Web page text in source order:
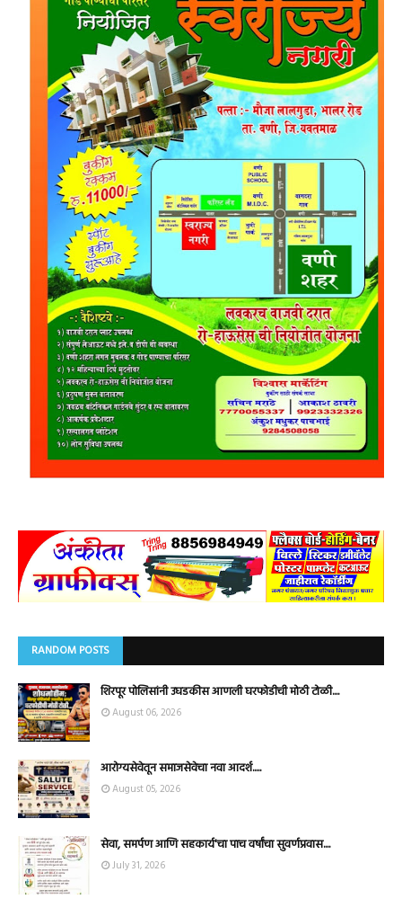
RANDOM POSTS
शिरपूर पोलिसांनी उघडकीस आणली घरफोडीची मोठी टोळी....
August 06, 2026
आरोग्यसेवेतून समाजसेवेचा नवा आदर्श.....
August 05, 2026
सेवा, समर्पण आणि सहकार्य'चा पाच वर्षांचा सुवर्णप्रवास....
July 31, 2026